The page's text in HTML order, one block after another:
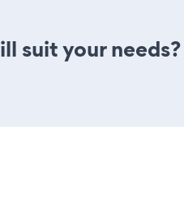
suit your